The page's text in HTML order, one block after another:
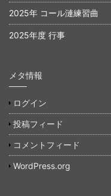
2025年 コール漣練習曲
2025年度 行事
メタ情報
ログイン
投稿フィード
コメントフィード
WordPress.org